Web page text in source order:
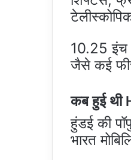
10.25 इंच
जैसे कई
कब हुई
हुंडई की
भारत